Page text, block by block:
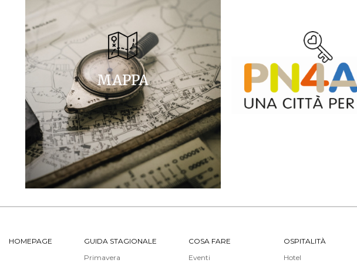
MAPPA
HOMEPAGE
GUIDA STAGIONALE
Primavera
COSA FARE
Eventi
OSPITALITÀ
Hotel